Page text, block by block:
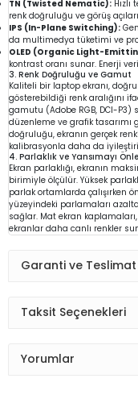
TN (Twisted Nematic):
renk doğruluğu ve görüş açıları
IPS (In-Plane Switching):
da multimedya tüketimi ve
OLED (Organic Light-
kontrast oranı sunar. Enerji
3. Renk Doğruluğu ve Gamut
Kaliteli bir laptop ekranı,
gösterebildiği renk aralığını
gamutu (Adobe RGB, DCI-
düzenleme ve grafik tasarımı
doğruluğu, ekranın gerçek
kalibrasyonla daha da
4. Parlaklık ve Yansımayı
Ekran parlaklığı, ekranın
birimiyle ölçülür. Yüksek
parlak ortamlarda çalışırken
yüzeyindeki parlamaları
sağlar. Mat ekran
ekranlar daha canlı renkler
Garanti ve Teslimat
Taksit Seçenekleri
Yorumlar